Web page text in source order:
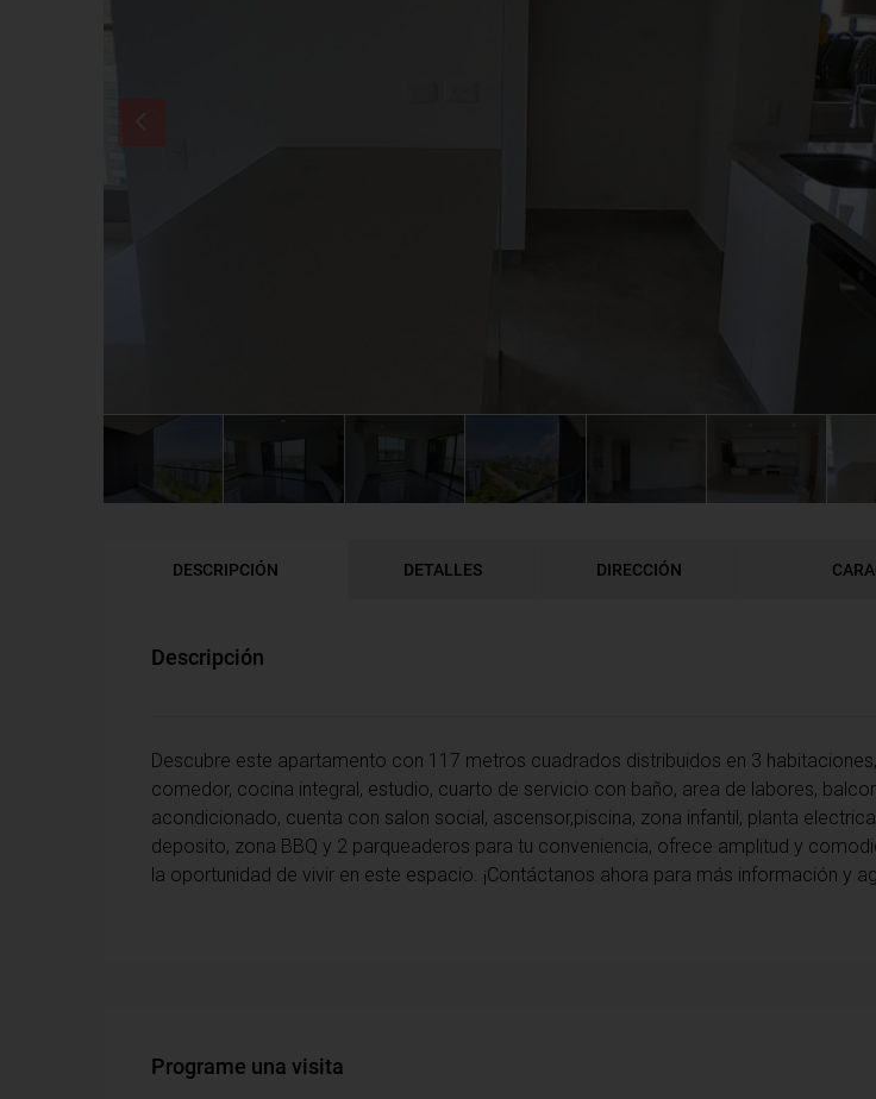
DESCRIPCIÓN DETALLES DIRECCIÓN
Descripción
Descubre este apartamento con 117 metros cuadrados distribuidos en 3
comedor, cocina integral, estudio, cuarto de servicio con baño, area de labores,
acondicionado, cuenta con salon social, ascensor,piscina, zona infantil, planta
deposito, zona BBQ y 2 parqueaderos para tu conveniencia, ofrece amplitud y
la oportunidad de vivir en este espacio. ¡Contáctanos ahora para más información y
Programe una visita